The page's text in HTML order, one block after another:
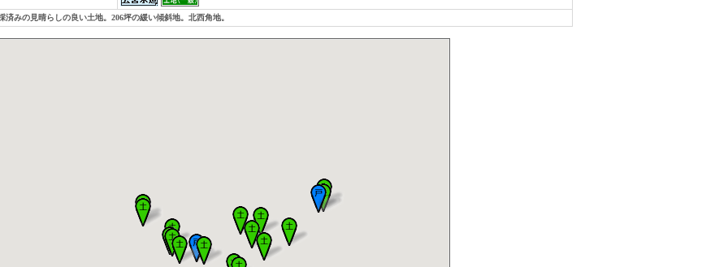
済みの見晴らしの良い土地。206坪の緩い傾斜地。北西角地。